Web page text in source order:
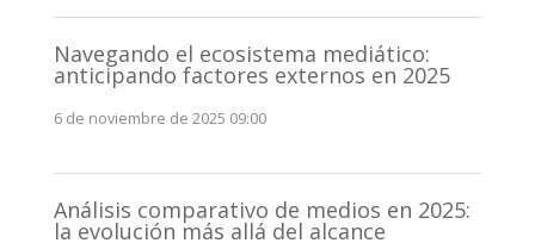
Navegando el ecosistema mediático:
anticipando factores externos en 2025
6 de noviembre de 2025 09:00
Análisis comparativo de medios en 2025:
la evolución más allá del alcance